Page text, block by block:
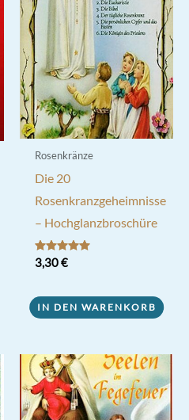
Rosenkränze
Die 20
Rosenkranzgeheimnisse
– Hochglanzbroschüre
Bewertet mit
5.00
3,30€
IN DEN WARENKORB